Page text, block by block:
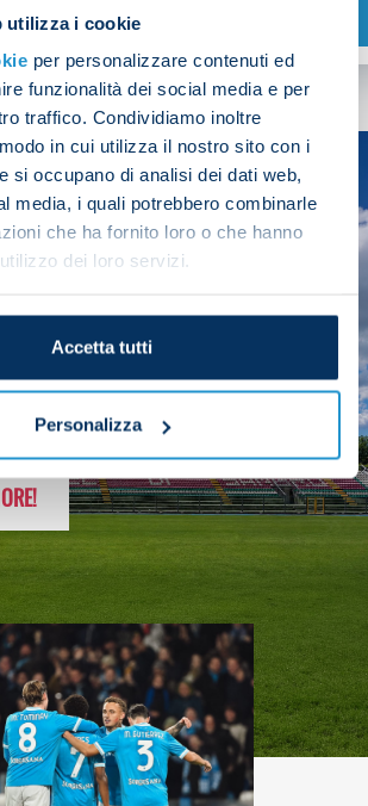
utilizza i cookie
per personalizzare contenuti ed
funzionalità dei social media e per
traffico. Condividiamo inoltre
in cui utilizza il nostro sito con i
si occupano di analisi dei dati web,
media, i quali potrebbero combinarle
che ha fornito loro o che hanno
dei loro servizi.
Accetta tutti
Personalizza
NOW
CHAMPS' JOURNEY